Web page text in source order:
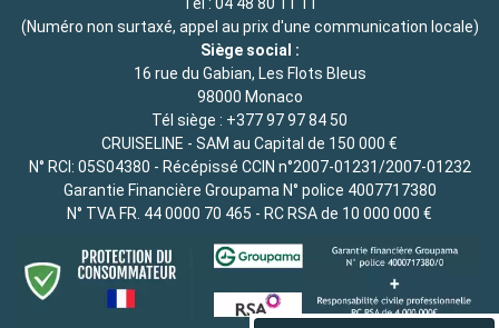
(Numéro non surtaxé, appel au prix d'une communication locale)
Siège social :
16 rue du Gabian, Les Flots Bleus
98000 Monaco
Tél siège : +377 97 97 84 50
CRUISELINE - SAM au Capital de 150 000 €
N° RCI: 05S04380 - Récépissé CCIN n°2007-01231/2007-01232
Garantie Financière Groupama N° police 4007717380
N° TVA FR. 44 0000 70 465 - RC RSA de 10 000 000 €